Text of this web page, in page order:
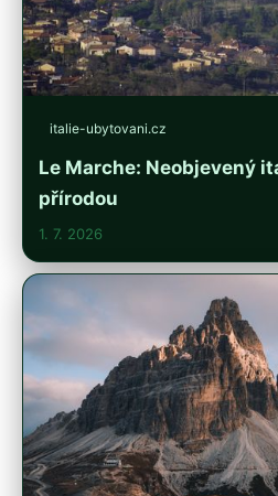
italie-ubytovani.cz
Le Marche: Neobjevený
přírodou
1. 7. 2026